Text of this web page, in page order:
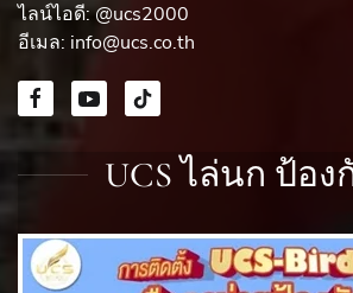
ไลน์ไอดี: @ucs2000
อีเมล: info@ucs.co.th
UCS ไล่นก ป้อ